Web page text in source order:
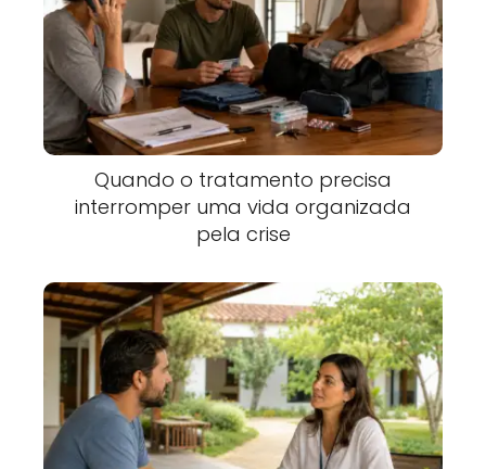
Quando o tratamento precisa
interromper uma vida organizada
pela crise